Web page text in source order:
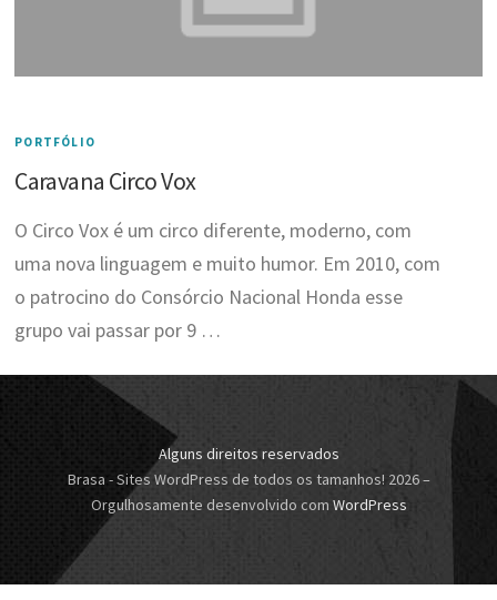
PORTFÓLIO
Caravana Circo Vox
O Circo Vox é um circo diferente, moderno, com
uma nova linguagem e muito humor. Em 2010, com
o patrocino do Consórcio Nacional Honda esse
grupo vai passar por 9 …
Alguns direitos reservados
Brasa - Sites WordPress de todos os tamanhos! 2026–
Orgulhosamente desenvolvido com WordPress